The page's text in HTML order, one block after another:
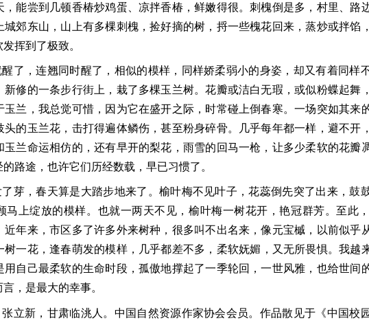
，能尝到几顿香椿炒鸡蛋、凉拌香椿，鲜嫩得很。刺槐倒是多，村里、路
郊东山， 山上有多棵刺槐，捡好摘的树，捋一些槐花回来，蒸炒或拌馅
挥到了极致。
了，连翘同时醒了，相似的模样，同样娇柔弱小的身姿， 却又有着同样
新修的一条步行街上，栽了多棵玉兰树。花瓣或洁白无瑕，或似粉蝶起舞
玉兰，我总觉可惜，因为它在盛开之际，时常碰上倒春寒。一场突如其来
头的玉兰花，击打得遍体鳞伤，甚至粉身碎骨。几乎每年都一样，避不开，
玉兰命运相仿的，还有早开的梨花，雨雪的回马一枪，让多少柔软的花瓣
路途，也许它们历经数载，早已习惯了。
芽，春天算是大踏步地来了。榆叶梅不见叶子，花蕊倒先突了出来，鼓
马上绽放的模样。 也就一两天不见，榆叶梅一树花开，艳冠群芳。至此
近年来，市区多了许多外来树种，很多叫不出名来，像元宝槭，
以前似乎
树一花，逢春萌发的模样， 几乎都差不多，柔软妩媚，又无所畏惧。我越
用自己最柔软的生命时段，孤傲地撑起了一季轮回，一世风雅， 也给世间
言，是最大的幸事。
张立新，甘肃临洮人。中国自然资源作家协会会员。作品散见于《中国校